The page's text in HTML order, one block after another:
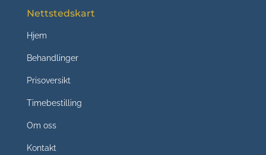
Nettstedskart
Hjem
Behandlinger
Prisoversikt
Timebestilling
Om oss
Kontakt